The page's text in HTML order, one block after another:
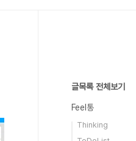
글목록 전체보기
Feel통
Thinking